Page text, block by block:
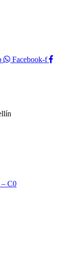
Facebook-f
– C0